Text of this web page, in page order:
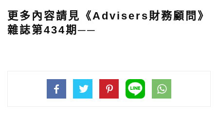
更多內容請見《Advisers財務顧問》
雜誌第434期──